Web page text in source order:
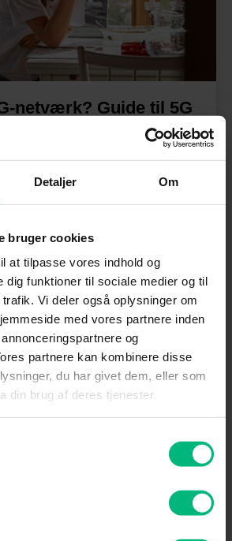
Detaljer Om
bruger cookies
at tilpasse vores indhold og
dig funktioner til sociale medier og til
Vi deler også oplysninger om
med vores partnere inden
og
partnere kan kombinere disse
du har givet dem, eller som
din brug af deres tjenester.
netværk? Guide til 5G
klogere på hvordan det mobile
hvor hurtigt det er og dets mange
Læs mere her